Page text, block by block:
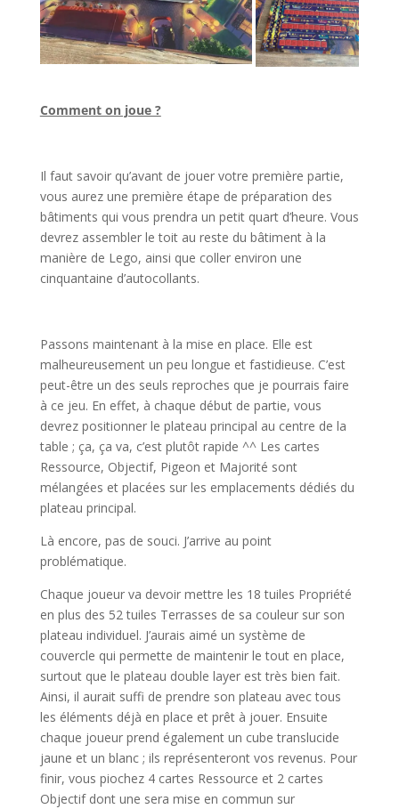
Comment on joue ?
Il faut savoir qu’avant de jouer votre première partie,
vous aurez une première étape de préparation des
bâtiments qui vous prendra un petit quart d’heure. Vous
devrez assembler le toit au reste du bâtiment à la
manière de Lego, ainsi que coller environ une
cinquantaine d’autocollants.
Passons maintenant à la mise en place. Elle est
malheureusement un peu longue et fastidieuse. C’est
peut-être un des seuls reproches que je pourrais faire
à ce jeu. En effet, à chaque début de partie, vous
devrez positionner le plateau principal au centre de la
table ; ça, ça va, c’est plutôt rapide ^^ Les cartes
Ressource, Objectif, Pigeon et Majorité sont
mélangées et placées sur les emplacements dédiés du
plateau principal.
Là encore, pas de souci. J’arrive au point
problématique.
Chaque joueur va devoir mettre les 18 tuiles Propriété
en plus des 52 tuiles Terrasses de sa couleur sur son
plateau individuel. J’aurais aimé un système de
couvercle qui permette de maintenir le tout en place,
surtout que le plateau double layer est très bien fait.
Ainsi, il aurait suffi de prendre son plateau avec tous
les éléments déjà en place et prêt à jouer. Ensuite
chaque joueur prend également un cube translucide
jaune et un blanc ; ils représenteront vos revenus. Pour
finir, vous piochez 4 cartes Ressource et 2 cartes
Objectif dont une sera mise en commun sur